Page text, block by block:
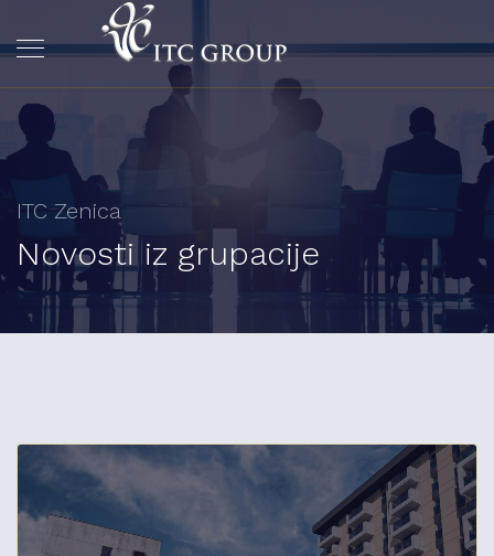
ITC Zenica
Novosti iz grupacije